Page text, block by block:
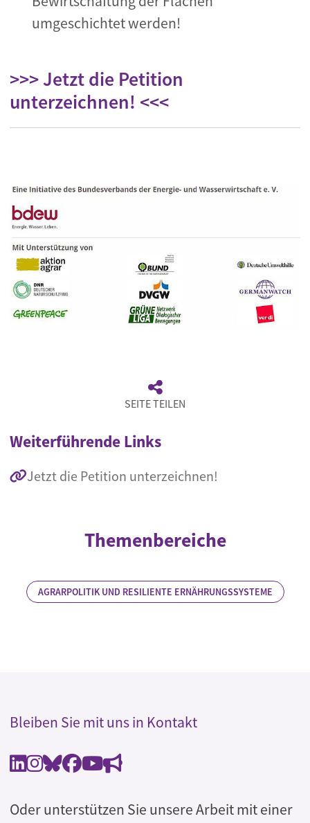
umgeschichtet werden!
>>> Jetzt die Petition
unterzeichnen! <<<
SEITE TEILEN
Weiterführende Links
Jetzt die Petition unterzeichnen!
Themenbereiche
AGRARPOLITIK UND RESILIENTE ERNÄHRUNGSSYSTEME
Bleiben Sie mit uns in Kontakt
Oder unterstützen Sie unsere Arbeit mit einer